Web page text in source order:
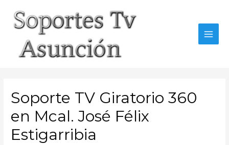
content
Soporte TV Giratorio 360
en Mcal. José Félix
Estigarribia